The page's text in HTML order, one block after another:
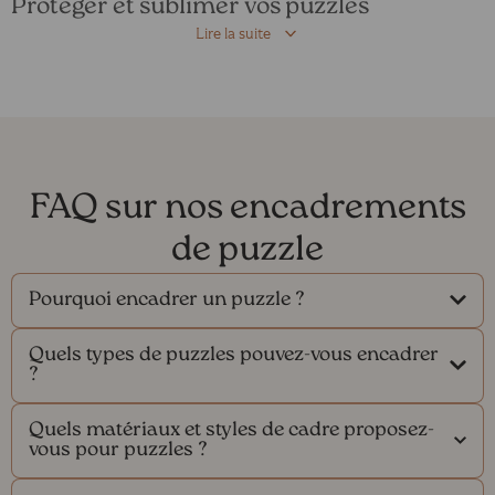
Protéger et sublimer vos puzzles
Lire la suite
FAQ sur nos encadrements
de puzzle
Pourquoi encadrer un puzzle ?
Quels types de puzzles pouvez-vous encadrer
?
Quels matériaux et styles de cadre proposez-
vous pour puzzles ?